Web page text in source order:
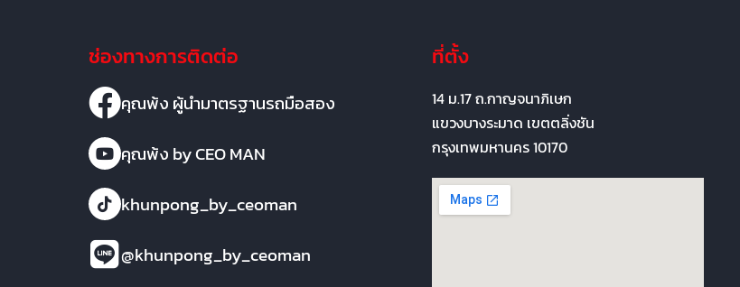
ช่องทางการติดต่อ
คุณพ้ง ผู้นำมาตรฐานรถมือสอง
คุณพ้ง by CEO MAN
khunpong_by_ceoman
@khunpong_by_ceoman
ที่ตั้ง
14 ม.17 ถ.กาญจนาภิเษก
แขวงบางระมาด เขตตลิ่งชัน
กรุงเทพมหานคร 10170